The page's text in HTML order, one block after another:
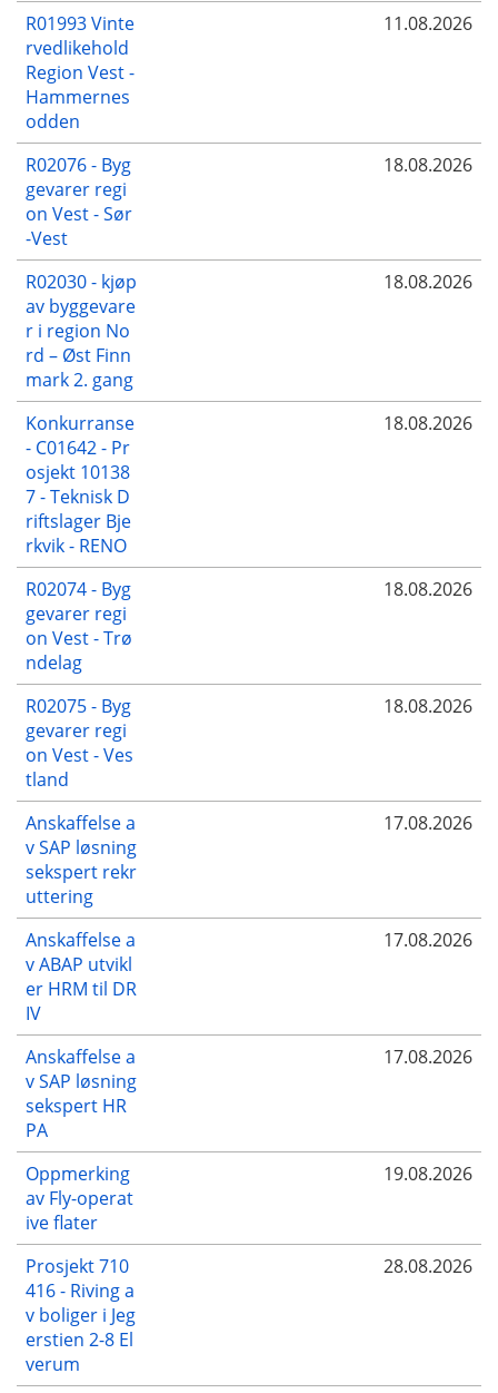
R01993 Vinte
rvedlikehold
Region Vest -
Hammernes
odden
11.08.2026
R02076 - Byg
gevarer regi
on Vest - Sør
-Vest
18.08.2026
R02030 - kjøp
av byggevare
r i region No
rd – Øst Finn
mark 2. gang
18.08.2026
Konkurranse
- C01642 - Pr
osjekt 10138
7 - Teknisk D
riftslager Bje
rkvik - RENO
18.08.2026
R02074 - Byg
gevarer regi
on Vest - Trø
ndelag
18.08.2026
R02075 - Byg
gevarer regi
on Vest - Ves
tland
18.08.2026
Anskaffelse a
v SAP løsning
sekspert rekr
uttering
17.08.2026
Anskaffelse a
v ABAP utvikl
er HRM til DR
IV
17.08.2026
Anskaffelse a
v SAP løsning
sekspert HR
PA
17.08.2026
Oppmerking
av Fly-operat
ive flater
19.08.2026
Prosjekt 710
416 - Riving a
v boliger i Jeg
erstien 2-8 El
verum
28.08.2026